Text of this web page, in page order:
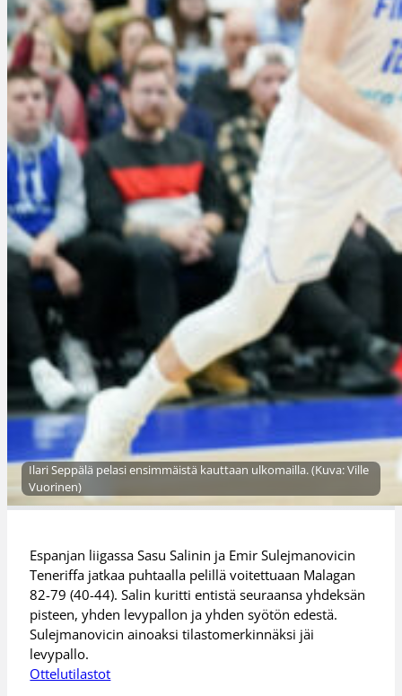
Ilari Seppälä pelasi ensimmäistä kauttaan ulkomailla. (Kuva: Ville
Vuorinen)
Espanjan liigassa Sasu Salinin ja Emir Sulejmanovicin
Teneriffa jatkaa puhtaalla pelillä voitettuaan Malagan
82-79 (40-44). Salin kuritti entistä seuraansa yhdeksän
pisteen, yhden levypallon ja yhden syötön edestä.
Sulejmanovicin ainoaksi tilastomerkinnäksi jäi
levypallo.
Ottelutilastot